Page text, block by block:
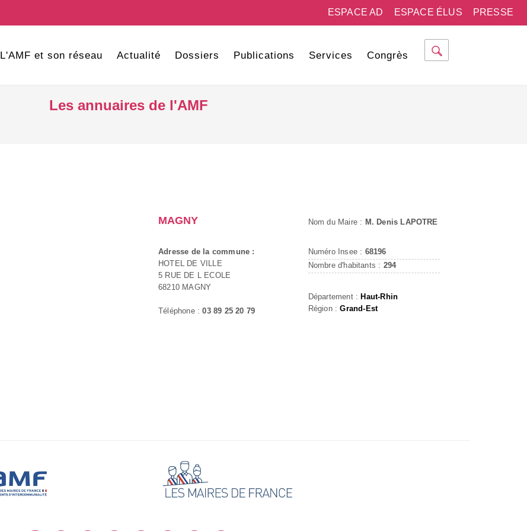
PRESSE
ESPACE ÉLUS
ESPACE AD
L'AMF et son réseau Actualité Dossiers Publications Services Congrès
Les annuaires de l'AMF
MAGNY
Adresse de la commune :
HOTEL DE VILLE
5 RUE DE L ECOLE
68210 MAGNY
Téléphone :03 89 25 20 79
Nom du Maire : M. Denis LAPOTRE
Numéro Insee : 68196
Nombre d'habitants : 294
Département : Haut-Rhin
Région :Grand-Est